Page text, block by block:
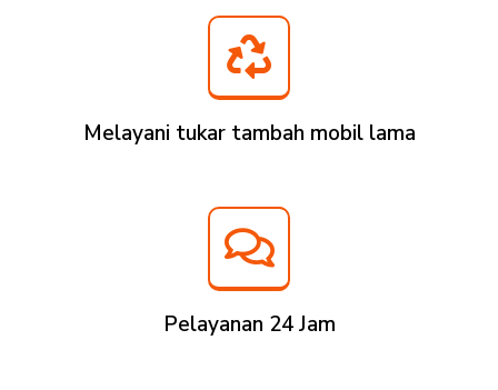
Melayani tukar tambah mobil lama
Pelayanan 24 Jam